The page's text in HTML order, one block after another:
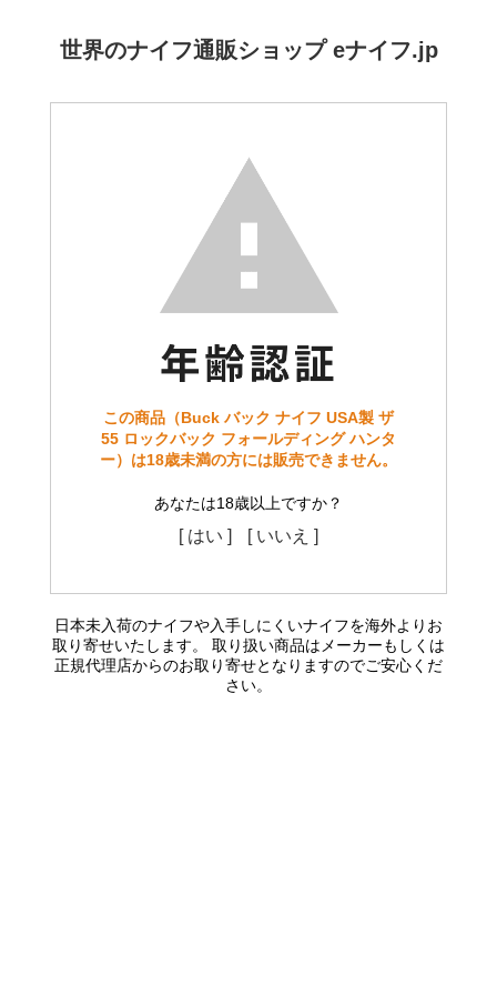
世界のナイフ通販ショップ eナイフ.jp
この商品（Buck バック ナイフ USA製 ザ
55 ロックバック フォールディング ハンタ
ー）は18歳未満の方には販売できません。
あなたは18歳以上ですか？
[ はい ] [ いいえ ]
日本未入荷のナイフや入手しにくいナイフを海外よりお
取り寄せいたします。 取り扱い商品はメーカーもしくは
正規代理店からのお取り寄せとなりますのでご安心くだ
さい。